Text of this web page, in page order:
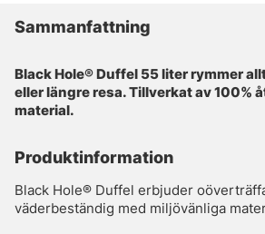
Sammanfattning
Black Hole® Duffel 55 liter rymmer
eller längre resa. Tillverkat av 100%
material.
Produktinformation
Black Hole® Duffel erbjuder
väderbeständig med miljövänliga